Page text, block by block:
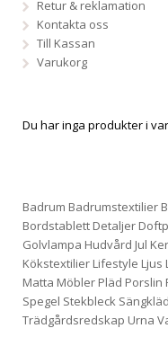
Retur & reklamation
Kontakta oss
Till Kassan
Varukorg
Du har inga produkter i
Badrum Badrumstextilier
Bordstablett Detaljer
Golvlampa Hudvård Jul
Kökstextilier Lifestyle Ljus
Matta Möbler Pläd Porslin
Spegel Stekbleck
Trädgårdsredskap Urna